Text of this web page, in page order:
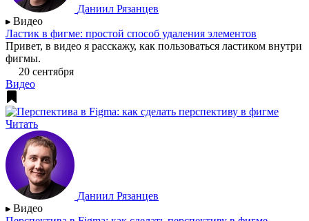
Даниил Рязанцев
Видео
Ластик в фигме: простой способ удаления элементов
Привет, в видео я расскажу, как пользоваться ластиком внутри
фигмы.
20 сентября
Видео
Читать
Даниил Рязанцев
Видео